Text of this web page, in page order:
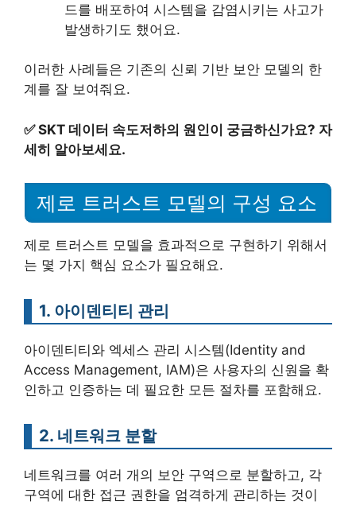
드를 배포하여 시스템을 감염시키는 사고가
발생하기도 했어요.
이러한 사례들은 기존의 신뢰 기반 보안 모델의 한
계를 잘 보여줘요.
✅SKT 데이터 속도저하의 원인이 궁금하신가요? 자
세히 알아보세요.
제로 트러스트 모델의 구성 요소
제로 트러스트 모델을 효과적으로 구현하기 위해서
는 몇 가지 핵심 요소가 필요해요.
1. 아이덴티티 관리
아이덴티티와 엑세스 관리 시스템(Identity and
Access Management, IAM)은 사용자의 신원을 확
인하고 인증하는 데 필요한 모든 절차를 포함해요.
2. 네트워크 분할
네트워크를 여러 개의 보안 구역으로 분할하고, 각
구역에 대한 접근 권한을 엄격하게 관리하는 것이